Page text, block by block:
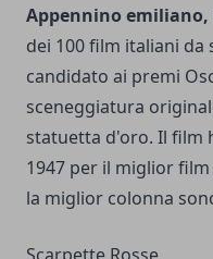
Appennino emiliano,
dei 100 film italiani da
candidato ai premi
sceneggiatura
statuetta d'oro. Il film
1947 per il miglior
la miglior colonna
Scarpette Rosse